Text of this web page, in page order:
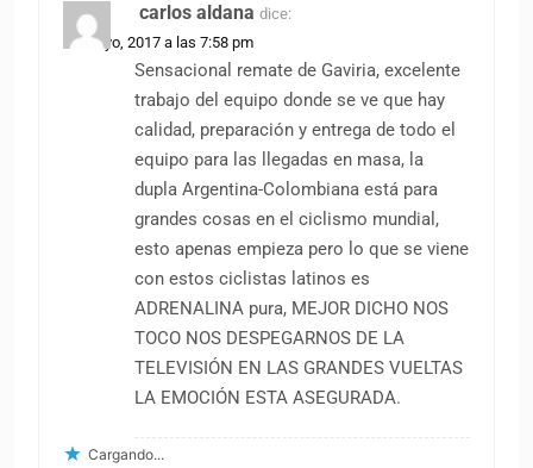
carlos aldana dice:
10 mayo, 2017 a las 7:58 pm
Sensacional remate de Gaviria, excelente
trabajo del equipo donde se ve que hay
calidad, preparación y entrega de todo el
equipo para las llegadas en masa, la
dupla Argentina-Colombiana está para
grandes cosas en el ciclismo mundial,
esto apenas empieza pero lo que se viene
con estos ciclistas latinos es
ADRENALINA pura, MEJOR DICHO NOS
TOCO NOS DESPEGARNOS DE LA
TELEVISIÓN EN LAS GRANDES VUELTAS
LA EMOCIÓN ESTA ASEGURADA.
Cargando...